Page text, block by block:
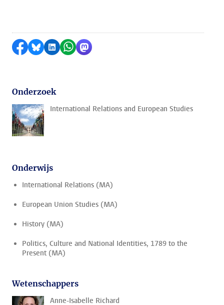
Delen op Facebook
Delen via Bluesky
Delen op LinkedIn
Delen via WhatsApp
Delen via Mastodon
Onderzoek
International Relations and European Studies
Onderwijs
International Relations (MA)
European Union Studies (MA)
History (MA)
Politics, Culture and National Identities, 1789 to the
Present (MA)
Wetenschappers
Anne-Isabelle Richard